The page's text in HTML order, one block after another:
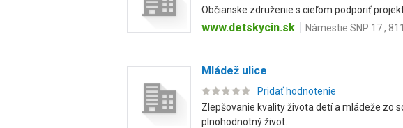
Občianske združenie s cieľom podporiť
www.detskycin.sk Námestie SNP 17 ,
Mládež ulice
Pridať hodnotenie
Zlepšovanie kvality života detí a mládeže zo
plnohodnotný život.